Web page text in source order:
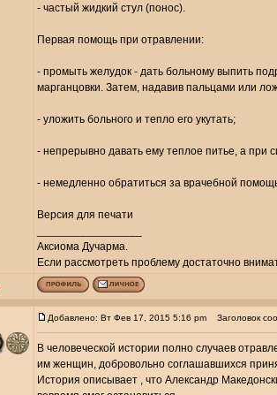
- частый жидкий стул (понос).
Первая помощь при отравлении:
- промыть желудок - дать больному выпить
марганцовки. Затем, надавив пальцами или
- уложить больного и тепло его укутать;
- непрерывно давать ему теплое питье, а при
- немедленно обратиться за врачебной
Версия для печати
Аксиома Дучарма.
Если рассмотреть проблему достаточно
Добавлено: Вт Фев 17, 2015 5:16 pm Заголовок
В человеческой истории полно случаев
им женщин, добровольно соглашавшихся
История описывает , что Александр